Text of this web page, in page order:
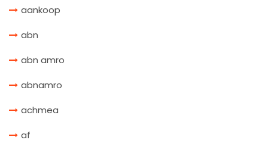
aankoop
abn
abn amro
abnamro
achmea
af